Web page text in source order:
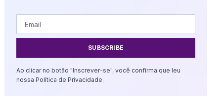
SUBSCRIBE
Ao clicar no botão "Inscrever-se", você confirma que leu
nossa Política de Privacidade.